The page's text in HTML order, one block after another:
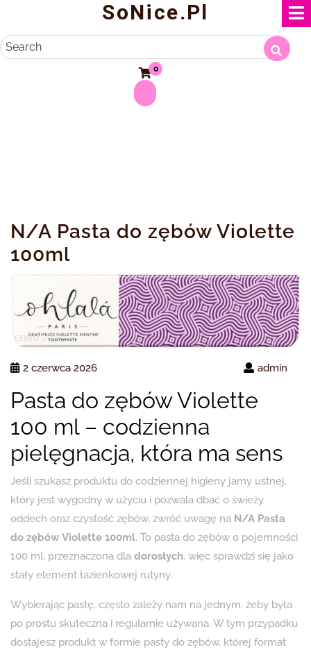
content
SoNice.pl
Search
0
N/A Pasta do zębów Violette
100ml
2 czerwca 2026 admin
Pasta do zębów Violette
100 ml – codzienna
pielęgnacja, która ma sens
Jeśli szukasz produktu do codziennej higieny jamy ustnej,
który jest wygodny w użyciu i pozwala dbać o świeży
oddech oraz czystość zębów, zwróć uwagę na N/A Pasta
do zębów Violette 100ml. To pasta do zębów o pojemności
100 ml, przeznaczona dla dorosłych, więc sprawdzi się jako
stały element łazienkowej rutyny.
Wybierając pastę, często zależy nam na jednym: żeby była
po prostu skuteczna i regularnie używana. W tym przypadku
dostajesz produkt w formie pasty do zębów, której format